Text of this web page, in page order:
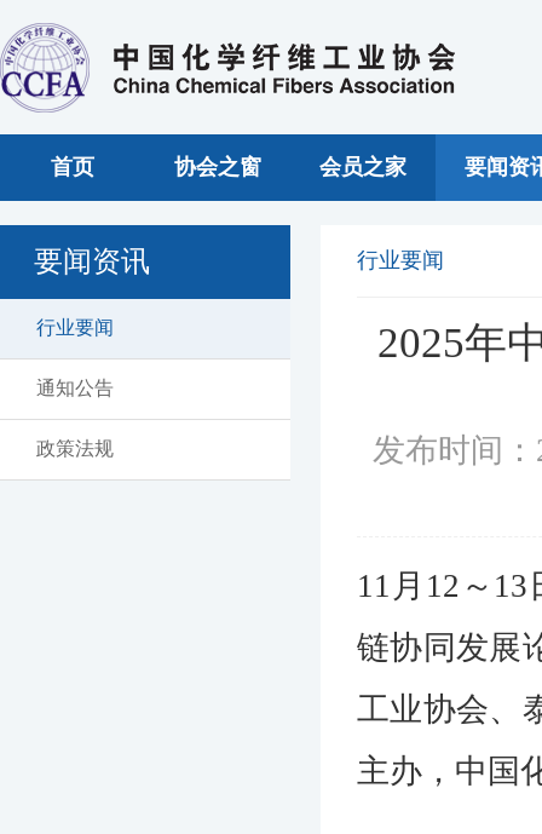
首页 协会之窗 会员之家 要闻资
要闻资讯
行业要闻
通知公告
政策法规
行业要闻
2025年
发布时间
11 月12～
链协同发展
工业协会、
主办，中国